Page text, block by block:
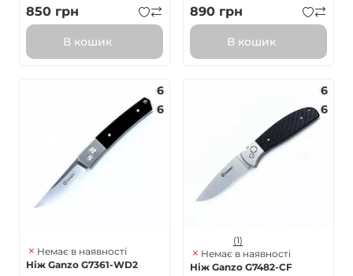
850 грн
В кошик
890 грн
В кошик
6
6
Немає в наявності
Ніж Ganzo G7361-WD2
6
6
(1)
Немає в наявності
Ніж Ganzo G7482-CF